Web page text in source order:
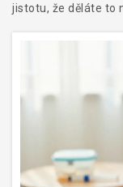
jistotu, že děláte to